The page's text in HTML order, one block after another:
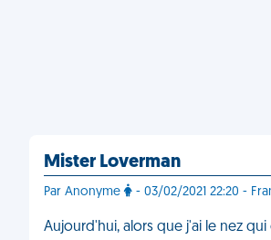
Mister Loverman
Par Anonyme - 03/02/2021 22:20 -
Aujourd'hui, alors que j'ai le nez